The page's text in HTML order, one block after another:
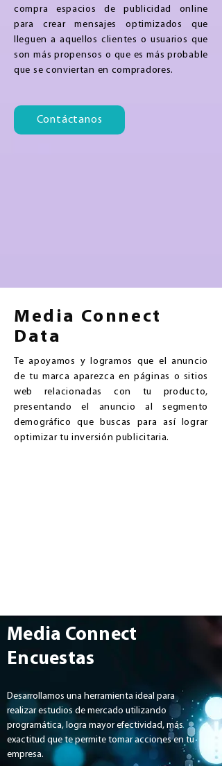
compra espacios de publicidad online
para crear mensajes optimizados que
lleguen a aquellos clientes o usuarios que
son más propensos o que es más probable
que se conviertan en compradores.
Contáctanos
Media Connect
Data
Te apoyamos y logramos que el anuncio
de tu marca aparezca en páginas o sitios
web relacionadas con tu producto,
presentando el anuncio al segmento
demográfico que buscas para así lograr
optimizar tu inversión publicitaria.
Media Connect
Encuestas
Desarrollamos una herramienta ideal para
realizar estudios de mercado utilizando
programática, logra mayor efectividad, más
exactitud que te permite tomar acciones en tu
empresa.